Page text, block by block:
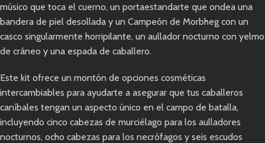
músico que toca el cuerno, un portaestandarte que ondea una
bandera de piel desollada y un Campeón de Morbheg con un
casco singularmente horripilante, un aullador nocturno con yelmo
de cráneo y una espada de caballero.
Este kit ofrece un montón de opciones cosméticas
intercambiables para ayudarte a asegurar que tus caballeros
caníbales tengan un aspecto único en el campo de batalla,
incluyendo cinco cabezas de murciélago para los aulladores
nocturnos, ocho cabezas para los necrófagos y seis escudos